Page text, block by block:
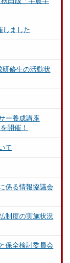
しました
修生の活動状
ー養成講座
開催！
て
係る情報協議会
制度の実施状況
保全検討委員会